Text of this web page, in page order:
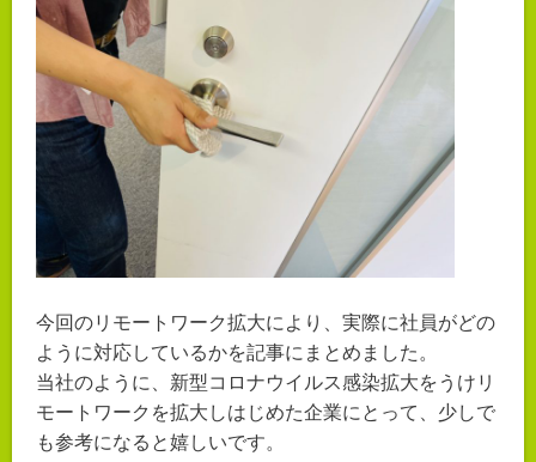
今回のリモートワーク拡大により、実際に社員がどの
ように対応しているかを記事にまとめました。
当社のように、新型コロナウイルス感染拡大をうけリ
モートワークを拡大しはじめた企業にとって、少しで
も参考になると嬉しいです。